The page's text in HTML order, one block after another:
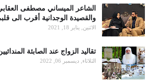
الشاعر الميساني مصطفى
والقصيدة الوجدانية أقرب الى
الاثنين, يناير 18, 2021
تقاليد الزواج عند الصابئة
الثلاثاء, ديسمبر 06, 2022